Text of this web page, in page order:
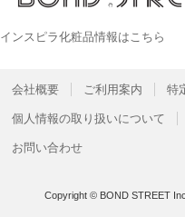
インスピラ化粧品情報はこちら
会社概要 ご利用案内 特
個人情報の取り扱いについて
お問い合わせ
Copyright © BOND STREET